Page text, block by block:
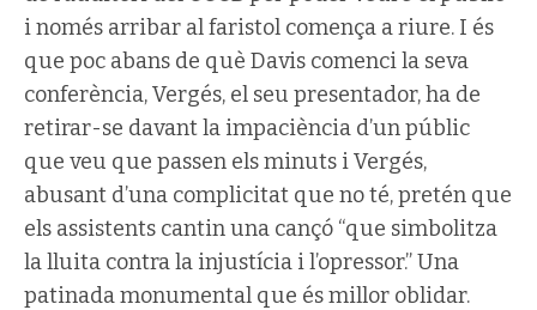
i només arribar al faristol comença a riure. I és
que poc abans de què Davis comenci la seva
conferència, Vergés, el seu presentador, ha de
retirar-se davant la impaciència d’un públic
que veu que passen els minuts i Vergés,
abusant d’una complicitat que no té, pretén que
els assistents cantin una cançó “que simbolitza
la lluita contra la injustícia i l’opressor.” Una
patinada monumental que és millor oblidar.